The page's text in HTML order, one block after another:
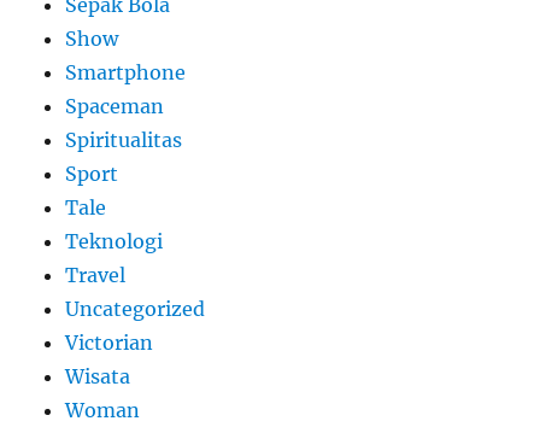
Sepak Bola
Show
Smartphone
Spaceman
Spiritualitas
Sport
Tale
Teknologi
Travel
Uncategorized
Victorian
Wisata
Woman